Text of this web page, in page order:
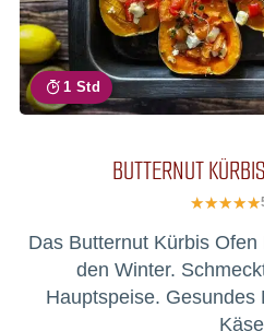
1 Std
BUTTERNUT
Das Butternut Kürbis
den Winter.
Hauptspeise. Gesundes